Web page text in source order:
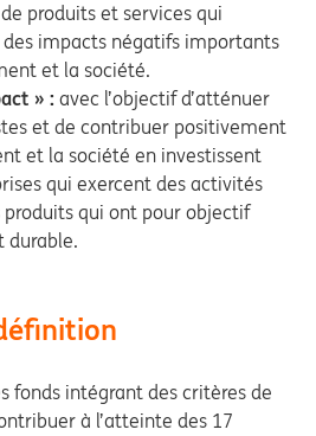
produits et services qui
impacts négatifs importants
et la société.
» : avec l’objectif d’atténuer
et de contribuer positivement
et la société en investissent
qui exercent des activités
produits qui ont pour objectif
durable.
fonds intégrant des critères de
à l’atteinte des 17